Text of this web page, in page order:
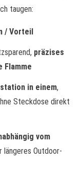
taugen:
/ Vorteil
präzises
Flamme
in einem,
Steckdose direkt
vom
längeres Outdoor-